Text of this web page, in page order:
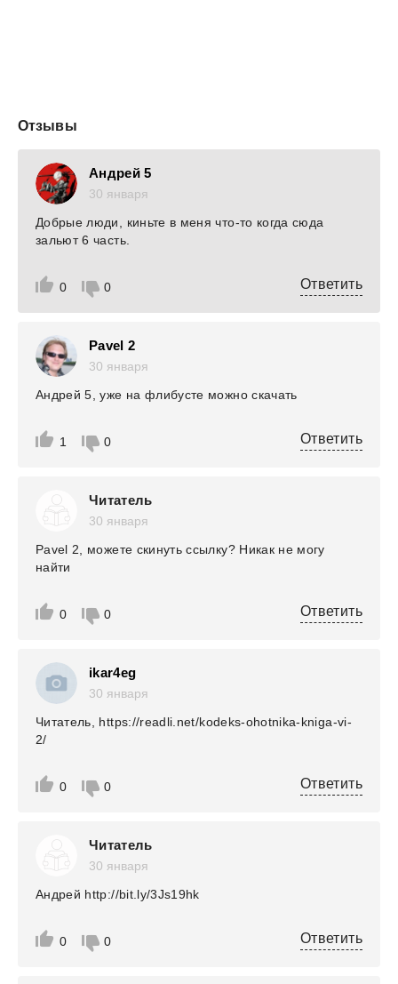
Отзывы
Андрей 5
30 января
0 0
Добрые люди, киньте в меня что-то когда сюда
зальют 6 часть.
Ответить
Pavel 2
30 января
1 0
Андрей 5, уже на флибусте можно скачать
Ответить
Читатель
30 января
0 0
Pavel 2, можете скинуть ссылку? Никак не могу
найти
Ответить
ikar4eg
30 января
0 0
Читатель, https://readli.net/kodeks-ohotnika-kniga-vi-
2/
Ответить
Читатель
30 января
0 0
Андрей http://bit.ly/3Js19hk
Ответить